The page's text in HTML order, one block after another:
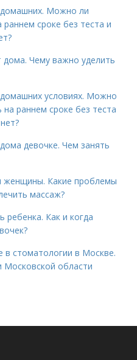
домашних. Можно ли
сроке без теста и
дома. Чему важно уделить
условиях. Можно
раннем сроке без теста
девочке. Чем занять
женщины. Какие проблемы
массаж?
Как и когда
в стоматологии в Москве.
Московской области